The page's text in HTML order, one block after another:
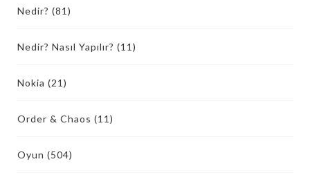
Nedir? (81)
Nedir? Nasıl Yapılır? (11)
Nokia (21)
Order & Chaos (11)
Oyun (504)